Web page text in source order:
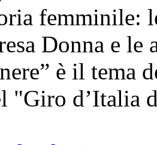
femminile:
Donna e le
è il tema
"Giro d’Italia